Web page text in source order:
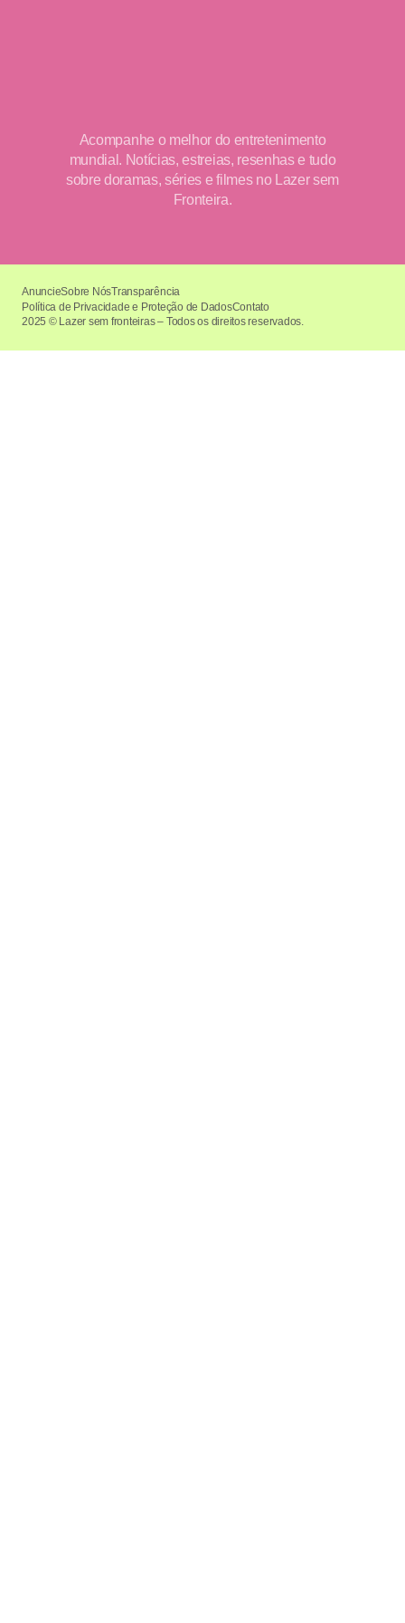
Acompanhe o melhor do entretenimento
mundial. Notícias, estreias, resenhas e tudo
sobre doramas, séries e filmes no Lazer sem
Fronteira.
2025 © Lazer sem fronteiras – Todos os direitos reservados.
AnuncieSobre NósTransparência
Política de Privacidade e Proteção de DadosContato